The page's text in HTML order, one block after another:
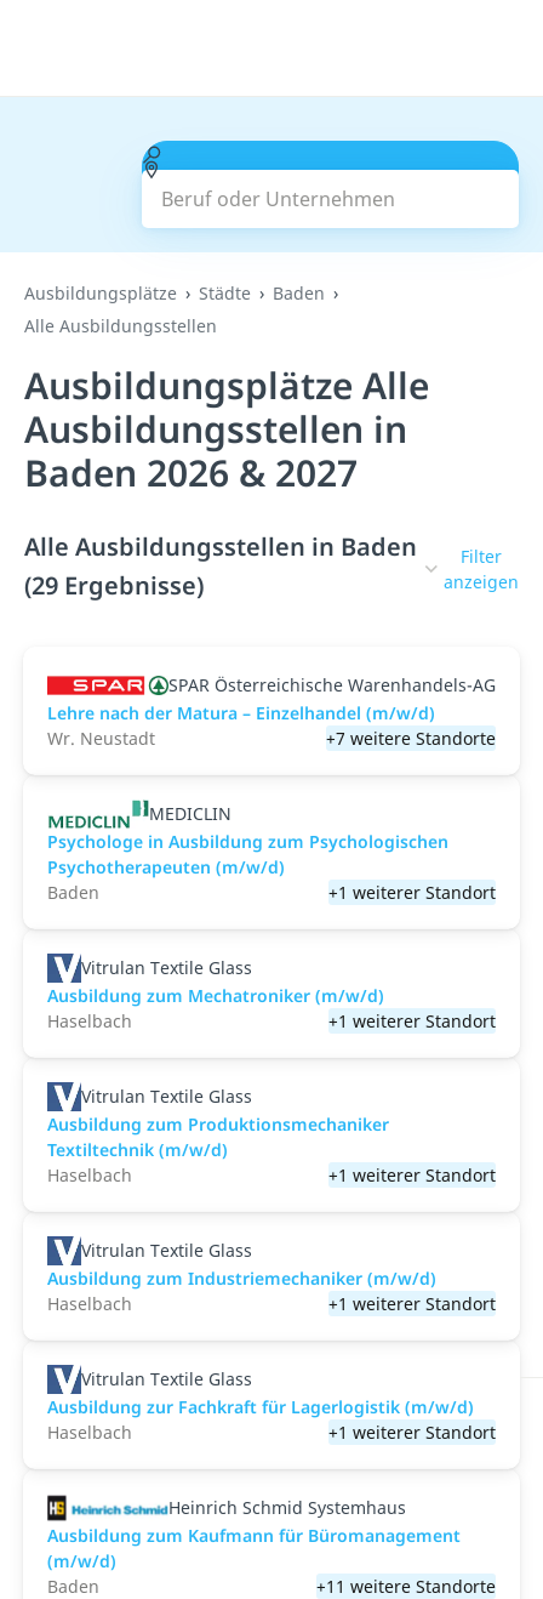
Beruf oder Unternehmen
Suchen
Ausbildungsplätze Städte
Baden
Alle Ausbildungsstellen
Ausbildungsplätze Alle
Ausbildungsstellen in
Baden 2026 & 2027
Alle Ausbildungsstellen in Baden
(29 Ergebnisse)
Filter
anzeigen
SPAR Österreichische Warenhandels-AG
Lehre nach der Matura – Einzelhandel (m/w/d)
Wr. Neustadt
+7 weitere Standorte
MEDICLIN
Psychologe in Ausbildung zum Psychologischen
Psychotherapeuten (m/w/d)
Baden
+1 weiterer Standort
Vitrulan Textile Glass
Ausbildung zum Mechatroniker (m/w/d)
Haselbach
+1 weiterer Standort
Vitrulan Textile Glass
Ausbildung zum Produktionsmechaniker
Textiltechnik (m/w/d)
Haselbach
+1 weiterer Standort
Vitrulan Textile Glass
Ausbildung zum Industriemechaniker (m/w/d)
Haselbach
+1 weiterer Standort
Vitrulan Textile Glass
Ausbildung zur Fachkraft für Lagerlogistik (m/w/d)
Haselbach
+1 weiterer Standort
Heinrich Schmid Systemhaus
Ausbildung zum Kaufmann für Büromanagement
(m/w/d)
Baden
+11 weitere Standorte